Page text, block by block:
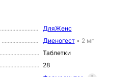
ДляЖенс
Диеногест• 2 мг
Таблетки
28